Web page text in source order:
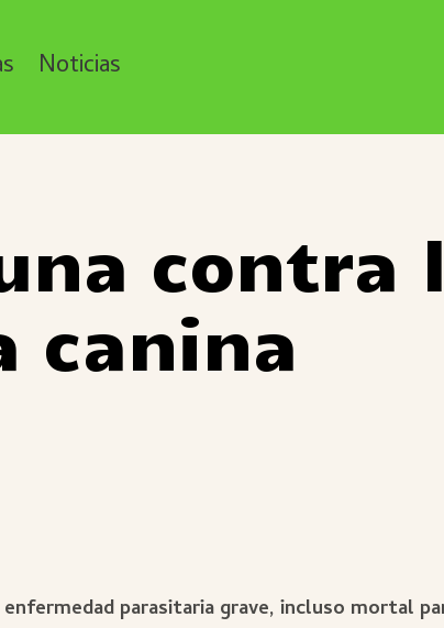
Noticias
contra
canina
enfermedad parasitaria grave, incluso mortal